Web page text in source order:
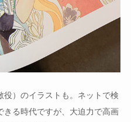
）のイラストも。ネットで検
る時代ですが、大迫力で高画